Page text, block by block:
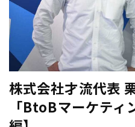
株式会社才流代表
「BtoBマーケティ